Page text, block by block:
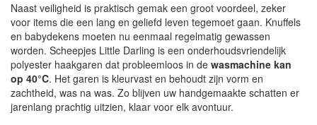
Naast veiligheid is praktisch gemak een groot voordeel, zeker
voor items die een lang en geliefd leven tegemoet gaan. Knuffels
en babydekens moeten nu eenmaal regelmatig gewassen
worden. Scheepjes Little Darling is een onderhoudsvriendelijk
polyester haakgaren dat probleemloos in de wasmachine kan
op 40°C. Het garen is kleurvast en behoudt zijn vorm en
zachtheid, was na was. Zo blijven uw handgemaakte schatten er
jarenlang prachtig uitzien, klaar voor elk avontuur.